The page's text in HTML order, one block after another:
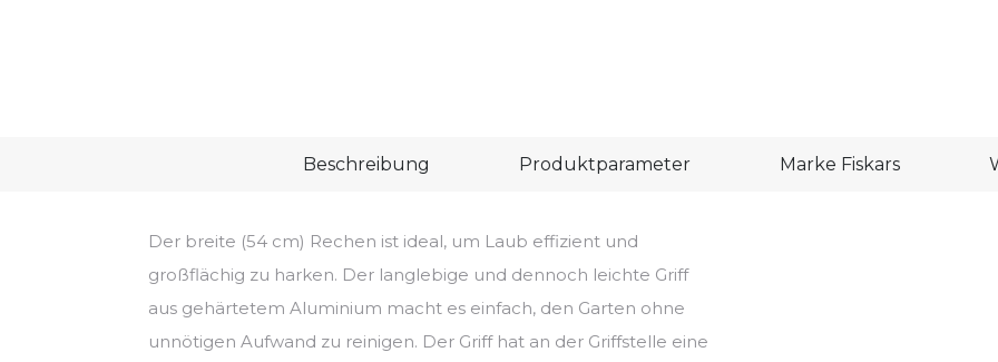
Beschreibung Produktparameter Marke Fiskars
Der breite (54 cm) Rechen ist ideal, um Laub effizient und
großflächig zu harken. Der langlebige und dennoch leichte Griff
aus gehärtetem Aluminium macht es einfach, den Garten ohne
unnötigen Aufwand zu reinigen. Der Griff hat an der Griffstelle eine